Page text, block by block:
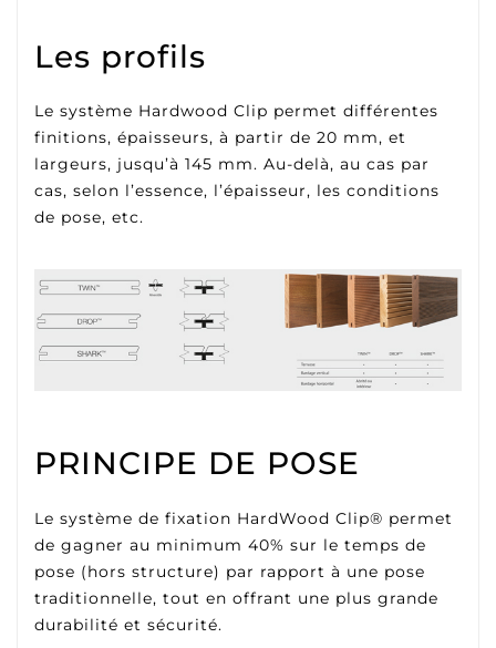
Les profils
Le système Hardwood Clip permet différentes
finitions, épaisseurs, à partir de 20 mm, et
largeurs, jusqu’à 145 mm. Au-delà, au cas par
cas, selon l’essence, l’épaisseur, les conditions
de pose, etc.
PRINCIPE DE POSE
Le système de fixation HardWood Clip® permet
de gagner au minimum 40% sur le temps de
pose (hors structure) par rapport à une pose
traditionnelle, tout en offrant une plus grande
durabilité et sécurité.